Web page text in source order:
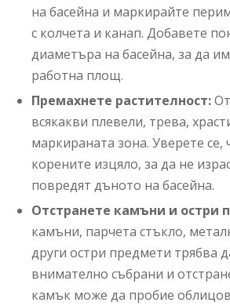
на басейна и маркирайте
с колчета и канап. Добавете
диаметъра на басейна, за да
работна площ.
Премахнете растителност:
всякакви плевели, трева,
маркираната зона. Уверете се,
корените изцяло, за да не
повредят дъното на басейна.
Отстранете камъни и остри
камъни, парчета стъкло,
други остри предмети трябва
внимателно събрани и
камък може да пробие